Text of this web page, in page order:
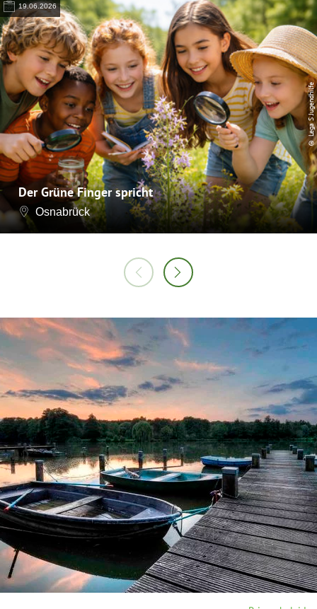
19.06.2026
Der Grüne Finger spricht
Osnabrück
© Lega S Jugendhilfe